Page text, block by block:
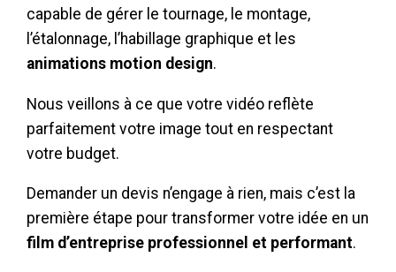
capable de gérer le tournage, le montage,
l’étalonnage, l’habillage graphique et les
animations motion design.
Nous veillons à ce que votre vidéo reflète
parfaitement votre image tout en respectant
votre budget.
Demander un devis n’engage à rien, mais c’est la
première étape pour transformer votre idée en un
film d’entreprise professionnel et performant.